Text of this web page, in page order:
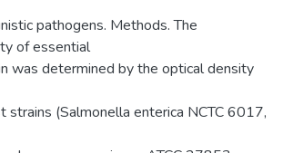
pathogens. Methods. The
of essential
was determined by the optical density
strains (Salmonella enterica NCTC 6017,